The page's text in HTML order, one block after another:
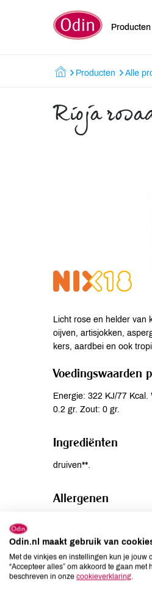
Producten
Producten Alle
Rioja
Licht rose en helder van
oijven, artisjokken,
kers, aardbei en ook
Voedingswaarden
Energie: 322 KJ/77
0.2 gr. Zout: 0 gr.
Ingrediënten
druiven**.
Allergenen
Ei
Gluten
Lactose
Odin.nl maakt gebruik van
Met de vinkjes en instellingen kun je jouw
“Accepteer alles” om akkoord te gaan
beschreven in onze cookieverklaring.